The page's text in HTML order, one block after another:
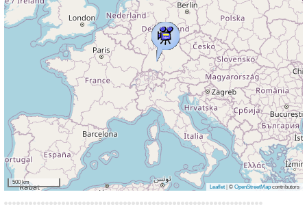
500 km
Leaflet © OpenStreetMap contributors